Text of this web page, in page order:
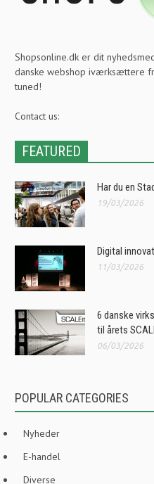
Shopsonline.dk er dit
danske webshop iværksættere
tuned!
Contact us:
FEATURED
Har du en
19/03/2026
Digital
11/03/2026
6 danske
til årets
06/03/2026
POPULAR CATEGORIES
Nyheder
E-handel
Diverse